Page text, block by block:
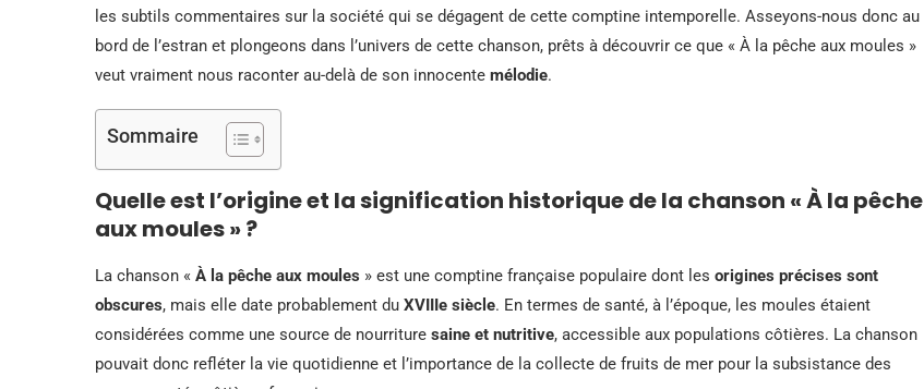
les subtils commentaires sur la société qui se dégagent de cette comptine intemporelle. Asseyons-nous donc au
bord de l’estran et plongeons dans l’univers de cette chanson, prêts à découvrir ce que « À la pêche aux moules »
veut vraiment nous raconter au-delà de son innocente mélodie.
Sommaire
Quelle est l’origine et la signification historique de la chanson « À la pêche
aux moules » ?
La chanson « À la pêche aux moules » est une comptine française populaire dont les origines précises sont
obscures, mais elle date probablement du XVIIIe siècle. En termes de santé, à l’époque, les moules étaient
considérées comme une source de nourriture saine et nutritive, accessible aux populations côtières. La chanson
pouvait donc refléter la vie quotidienne et l’importance de la collecte de fruits de mer pour la subsistance des